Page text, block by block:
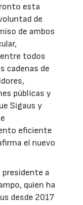
esta
de
de ambos
todos
cadenas de
públicas y
Sigaus y
eficiente
el nuevo
a
quien ha
desde 2017